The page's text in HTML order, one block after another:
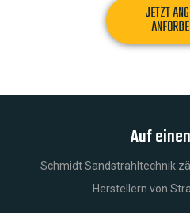
JETZT
Auf
Schmidt Sandstrahltechnik
Herstellern von